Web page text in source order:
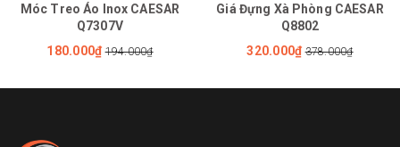
Móc Treo Áo Inox CAESAR
Q7307V
180.000₫ 194.000₫
Giá Đựng Xà Phòng CAESAR
Q8802
320.000₫ 378.000₫